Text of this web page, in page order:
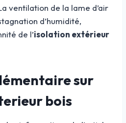
ventilation de la lame d’air
d’humidité,
de l’isolation extérieur
sur
bois